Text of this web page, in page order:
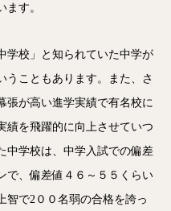
す。
学校」と知られていた中学が
うこともあります。また、さ
張が高い進学実績で有名校に
績を飛躍的に向上させていつ
中学校は、中学入試での偏差
で、偏差値４６～５５くらい
智で2００名弱の合格を誇っ